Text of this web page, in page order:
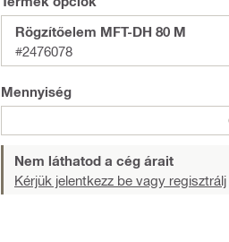
Rögzítőelem MFT-DH 80 M
#2476078
Mennyiség
Nem láthatod a cég árait
Kérjük jelentkezz be vagy regisztrálj